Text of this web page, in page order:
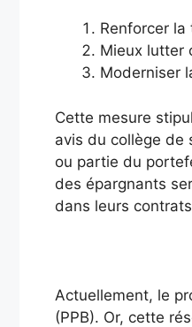
Renforcer la
Mieux lutter
Moderniser
Cette mesure
avis du collège de
ou partie du
des épargnants
dans leurs
Actuellement, le
(PPB). Or, cette